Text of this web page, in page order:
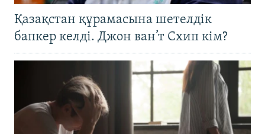
Қазақстан құрамасына шетелдік
бапкер келді. Джон ван’т Схип кім?